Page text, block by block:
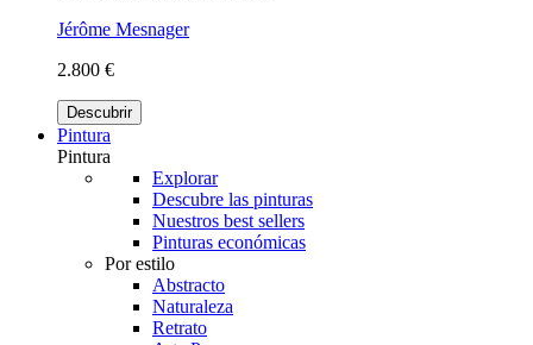
Jérôme Mesnager
2.800 €
Descubrir
Pintura
Pintura
Explorar
Descubre las pinturas
Nuestros best sellers
Pinturas económicas
Por estilo
Abstracto
Naturaleza
Retrato